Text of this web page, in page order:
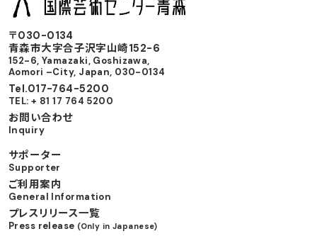
〒030-0134
⻘森市⼤字合⼦沢字⼭崎152-6
152-6, Yamazaki, Goshizawa,
Aomori –City, Japan, 030-0134
Tel.017-764-5200
TEL: + 81 17 764 5200
お問い合わせ
Inquiry
サポーター
Supporter
ご利用案内
General Information
プレスリリース一覧
Press release (Only in Japanese)